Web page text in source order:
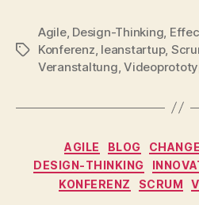
Schlagwörter
Agile, Design-Thinking,
Konferenz, leanstartup,
Veranstaltung,
AGILE BLOG
DESIGN-THINKING
KONFERENZ
SCRUM